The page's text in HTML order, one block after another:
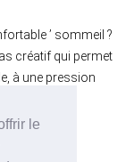
le
’ sommeil ?
créatif qui permet
à une pression